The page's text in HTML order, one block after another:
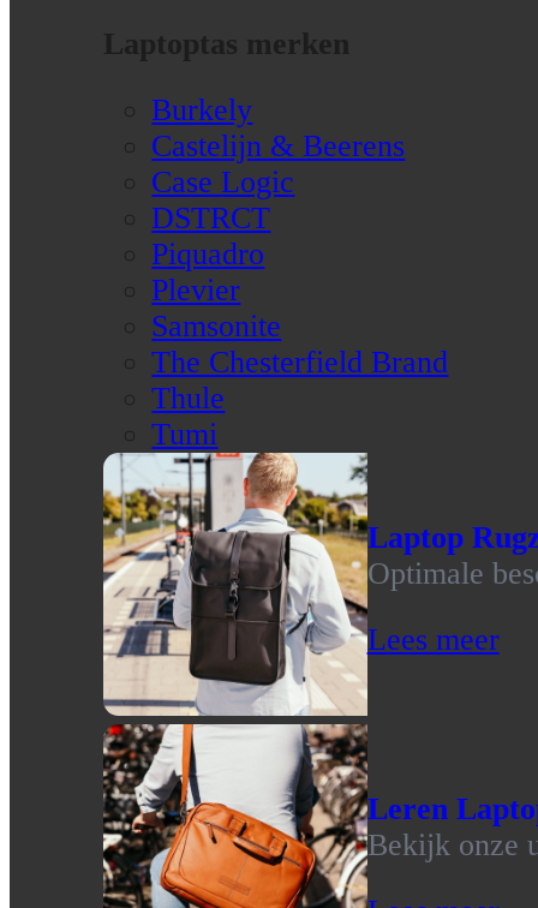
Laptoptas merken
Burkely
Castelijn & Beerens
Case Logic
DSTRCT
Piquadro
Plevier
Samsonite
The Chesterfield Brand
Thule
Tumi
Laptop
Optimale
Lees meer
Leren
Bekijk onze